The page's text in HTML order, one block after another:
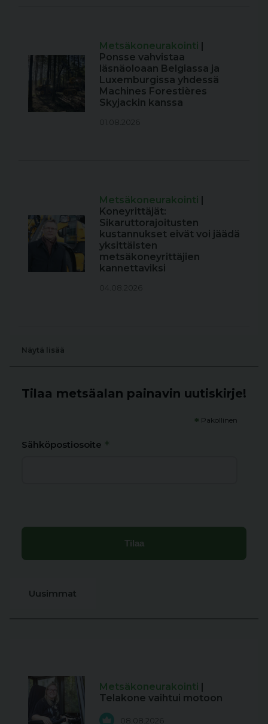
Metsäkoneurakointi |
Ponsse vahvistaa
läsnäoloaan Belgiassa ja
Luxemburgissa yhdessä
Machines Forestières
Skyjackin kanssa
01.08.2026
Metsäkoneurakointi |
Koneyrittäjät:
Sikaruttorajoitusten
kustannukset eivät voi jäädä
yksittäisten
metsäkoneyrittäjien
kannettaviksi
04.08.2026
Näytä lisää
Tilaa metsäalan painavin uutiskirje!
* Pakollinen
Sähköpostiosoite *
Uusimmat
Metsäkoneurakointi
Telakone vaihtui motoon
08.08.2026